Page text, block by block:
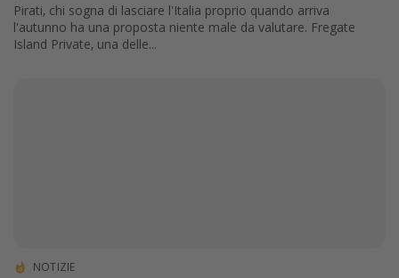
Pirati, chi sogna di lasciare l'Italia proprio quando arriva
l'autunno ha una proposta niente male da valutare. Fregate
Island Private, una delle...
NOTIZIE